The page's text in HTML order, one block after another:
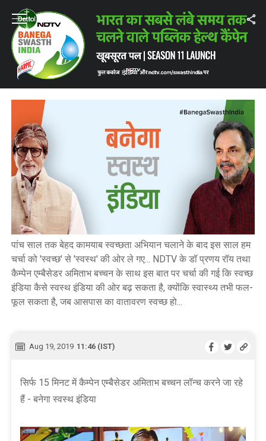
Home / Highlights: बनेगा स्वस्थ इंडिया लॉन्च, अमिताभ बच्चन के साथ
HIGHLIGHTS: बनेगा स्वस्थ इंडिया लॉन्च,
अमिताभ बच्चन के साथ
पांच साल तक बेहद कामयाब स्वच्छता अभियान चलाने के बाद इस साल हम
चर्चा को 'स्वच्छ' से 'स्वस्थ' की ओर ले गए... NDTV के डॉ प्रणय रॉय तथा
कैम्पेन एम्बैसेडर अमिताभ बच्चन के साथ इस बात पर चर्चा की गई कि स्वच्छ
इंडिया कैसे स्वस्थ इंडिया की ओर बढ़ सकता है, क्योंकि स्वास्थ्य तभी फल-
फूल सकता है, जब आसपास का वातावरण स्वच्छ हो...
Aug 19, 2019 11:46 (IST)
सिर्फ 15 मिनट में कैम्पेन एम्बैसेडर अमिताभ बच्चन लॉन्च करने जा रहे
हैं - बनेगा स्वस्थ इंडिया